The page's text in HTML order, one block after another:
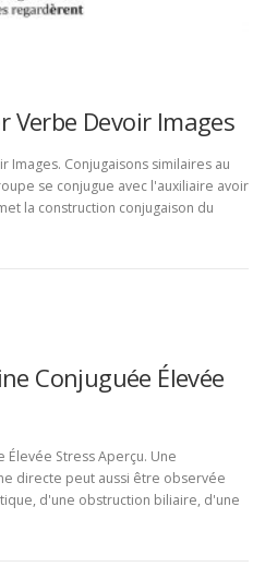
Devoir Images
Conjugaisons similaires au
se conjugue avec l'auxiliaire avoir
la construction conjugaison du
Conjuguée Élevée
Stress Aperçu. Une
directe peut aussi être observée
d'une obstruction biliaire, d'une